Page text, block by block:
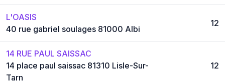
L'OASIS
40 rue gabriel soulages 81000 Albi
12
14 RUE PAUL SAISSAC
14 place paul saissac 81310 Lisle-Sur-
Tarn
12